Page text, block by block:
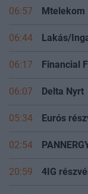
06:57 Mtelekom
06:44 Lakás/
06:17 Financial
06:07 Delta Nyrt
05:34 Eurós
02:54
20:59 4IG